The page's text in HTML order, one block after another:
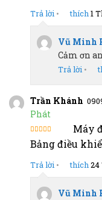
Trả lời • thích1
Vũ Minh
Cảm ơn
Trả lời •
Trần Khánh
Phát
Được đánh
giá 5 sao
Máy
Bảng điều
Trả lời • thích24
Vũ Minh